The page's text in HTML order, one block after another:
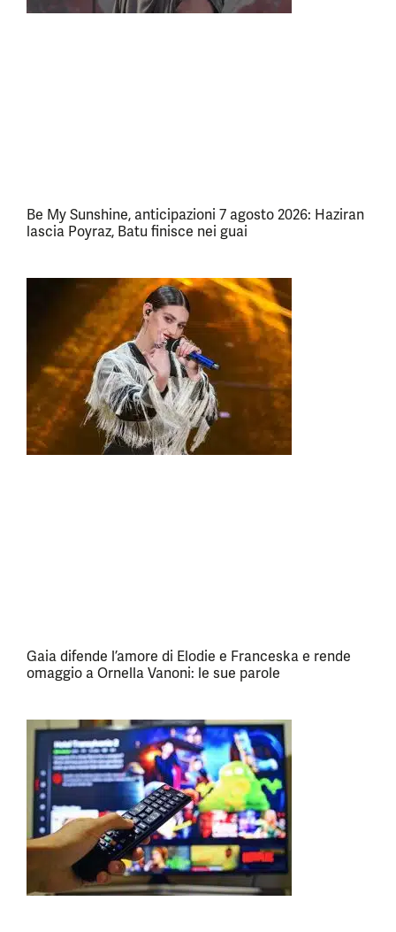
Be My Sunshine, anticipazioni 7 agosto 2026: Haziran
lascia Poyraz, Batu finisce nei guai
Gaia difende l’amore di Elodie e Franceska e rende
omaggio a Ornella Vanoni: le sue parole